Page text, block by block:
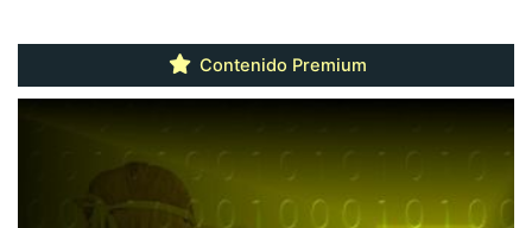
Contenido Premium